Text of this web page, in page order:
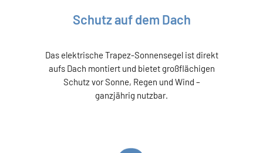
Schutz auf dem Dach
Das elektrische Trapez-Sonnensegel ist direkt
aufs Dach montiert und bietet großflächigen
Schutz vor Sonne, Regen und Wind –
ganzjährig nutzbar.